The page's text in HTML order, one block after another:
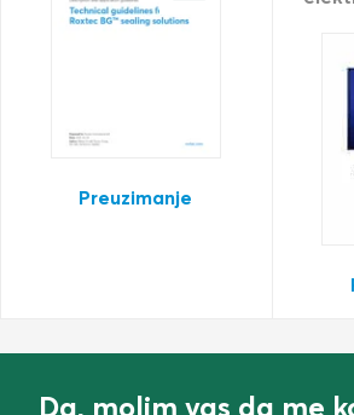
Preuzimanje
Da, molim vas da me